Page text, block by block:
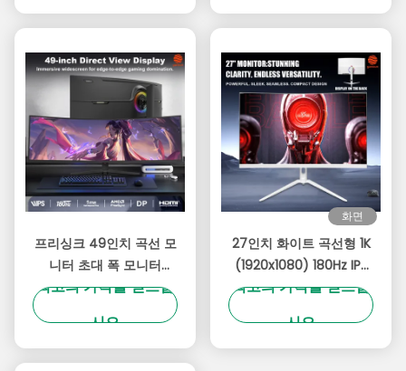
게임 모니터 - 1ms GTG,
환 및 눈 관리
프리싱크 49인치 곡선 모
니터 초대 폭 모니터
180HZ 32:9 비율
최고의 가격을 얻으십
시오
화면
27인치 화이트 곡선형 1K
(1920x1080) 180Hz IPS
게이밍 모니터 - 5ms
보호 모드
최고의 가격을 얻으십
시오